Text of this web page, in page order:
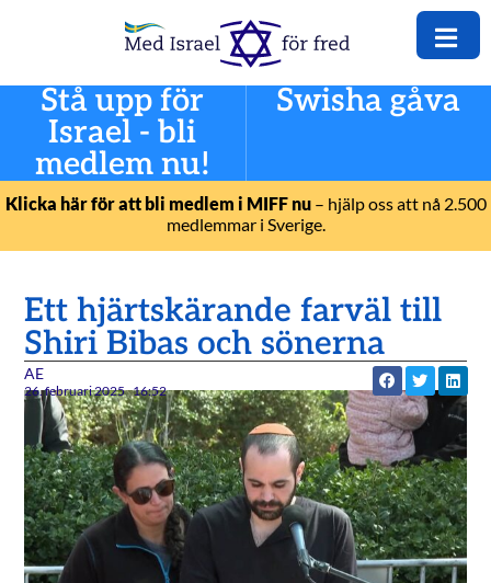
Stå upp för
Israel - bli
medlem nu!
Swisha gåva
Klicka här för att bli medlem i MIFF nu– hjälp oss att nå 2.500
medlemmar i Sverige.
Ett hjärtskärande farväl till
Shiri Bibas och sönerna
AE
26. februari 2025 16:52